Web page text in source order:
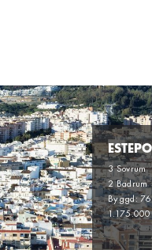
3 Sovrum
2 Badrum
Byggd: 76
1.175.000